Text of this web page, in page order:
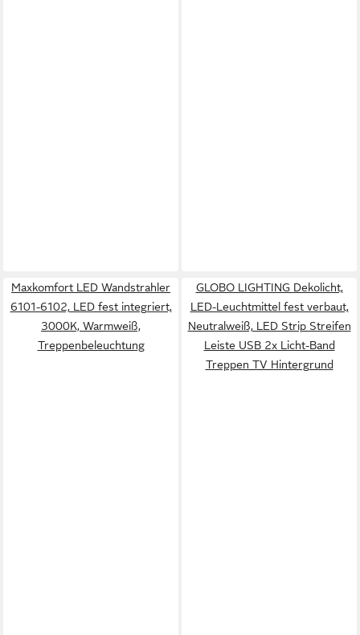
Maxkomfort LED Wandstrahler
6101-6102, LED fest integriert,
3000K, Warmweiß,
Treppenbeleuchtung
GLOBO LIGHTING Dekolicht,
LED-Leuchtmittel fest verbaut,
Neutralweiß, LED Strip Streifen
Leiste USB 2x Licht-Band
Treppen TV Hintergrund